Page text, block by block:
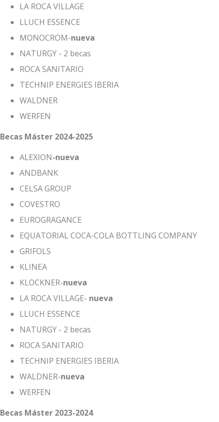
LA ROCA VILLAGE
LLUCH ESSENCE
MONOCROM-nueva
NATURGY - 2 becas
ROCA SANITARIO
TECHNIP ENERGIES IBERIA
WALDNER
WERFEN
Becas Máster 2024-2025
ALEXION-nueva
ANDBANK
CELSA GROUP
COVESTRO
EUROGRAGANCE
EQUATORIAL COCA-COLA BOTTLING COMPANY
GRIFOLS
KLINEA
KLOCKNER-nueva
LA ROCA VILLAGE- nueva
LLUCH ESSENCE
NATURGY - 2 becas
ROCA SANITARIO
TECHNIP ENERGIES IBERIA
WALDNER-nueva
WERFEN
Becas Máster 2023-2024